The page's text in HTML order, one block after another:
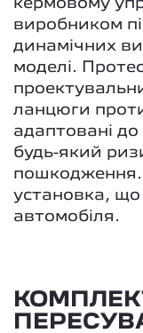
кермовому
виробником
динамічних
моделі.
ланцюги
адаптовані
будь-який
пошкодження.
установка, що
автомобіля.